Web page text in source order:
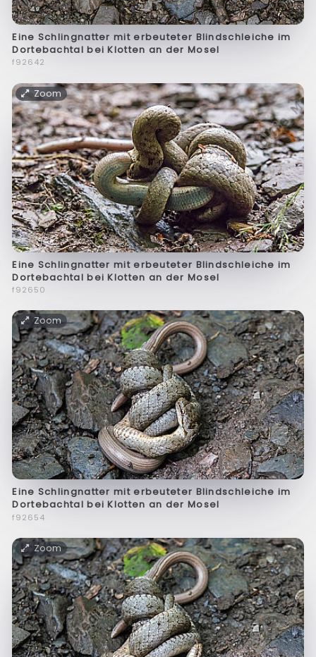
Eine Schlingnatter mit erbeuteter Blindschleiche im
Dortebachtal bei Klotten an der Mosel
f92642
Zoom
Eine Schlingnatter mit erbeuteter Blindschleiche im
Dortebachtal bei Klotten an der Mosel
f92650
Zoom
Eine Schlingnatter mit erbeuteter Blindschleiche im
Dortebachtal bei Klotten an der Mosel
f92654
Zoom